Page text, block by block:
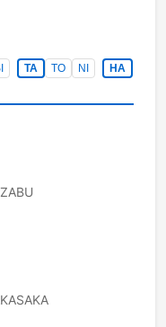
TA TO NI
HA